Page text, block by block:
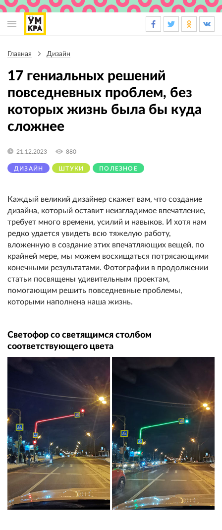
навигации
Главная Дизайн
17 гениальных решений
повседневных проблем, без
которых жизнь была бы куда
сложнее
ДИЗАЙН ШТУКИ ПОЛЕЗНОЕ
21.12.2023 880
Каждый великий дизайнер скажет вам, что создание
дизайна, который оставит неизгладимое впечатление,
требует много времени, усилий и навыков. И хотя нам
редко удается увидеть всю тяжелую работу,
вложенную в создание этих впечатляющих вещей, по
крайней мере, мы можем восхищаться потрясающими
конечными результатами. Фотографии в продолжении
статьи посвящены удивительным проектам,
помогающим решить повседневные проблемы,
которыми наполнена наша жизнь.
Светофор со светящимся столбом
соответствующего цвета